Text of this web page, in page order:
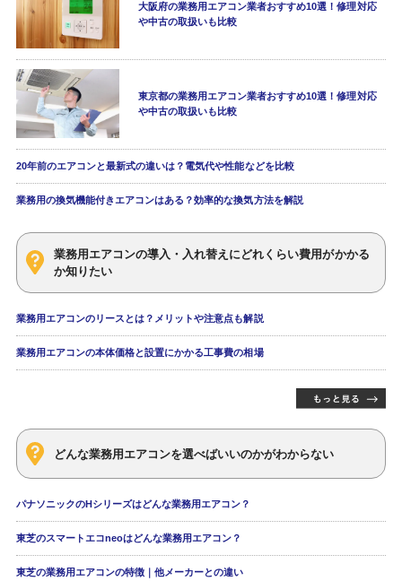
大阪府の業務用エアコン業者おすすめ10選！修理対応
や中古の取扱いも比較
東京都の業務用エアコン業者おすすめ10選！修理対応
や中古の取扱いも比較
20年前のエアコンと最新式の違いは？電気代や性能などを比較
業務用の換気機能付きエアコンはある？効率的な換気方法を解説
業務用エアコンの導入・入れ替えにどれくらい費用がかかる
か知りたい
業務用エアコンのリースとは？メリットや注意点も解説
業務用エアコンの本体価格と設置にかかる工事費の相場
どんな業務用エアコンを選べばいいのかがわからない
パナソニックのHシリーズはどんな業務用エアコン？
東芝のスマートエコneoはどんな業務用エアコン？
東芝の業務用エアコンの特徴｜他メーカーとの違い